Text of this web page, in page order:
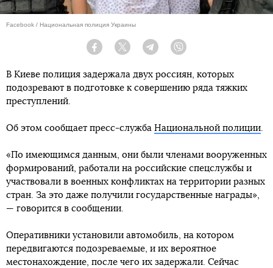
Facebook / Национальная полиция Украины
Facebook Twitter Telegram
В Киеве полиция задержала двух россиян, которых
подозревают в подготовке к совершению ряда тяжких
преступлений.
Об этом сообщает пресс-служба Национальной полиции.
«По имеющимся данным, они были членами вооруженных
формирований, работали на российские спецслужбы и
участвовали в военных конфликтах на территории разных
стран. За это даже получили государственные награды»,
— говорится в сообщении.
Оперативники установили автомобиль, на котором
передвигаются подозреваемые, и их вероятное
местонахождение, после чего их задержали. Сейчас